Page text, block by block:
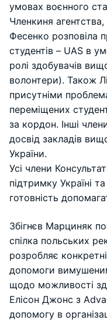
умовах воєнного
Членкиня агентства,
Фесенко розповіла
студентів – UAS в
ролі здобувачів
волонтери). Також
присутніми
переміщених
за кордон. Інші
досвід закладів
України.
Усі члени
підтримку Україні
готовність
Збігнєв Марциняк
спілка польських
розробляє
допомоги
щодо можливості
Елісон Джонс з
допомогу в